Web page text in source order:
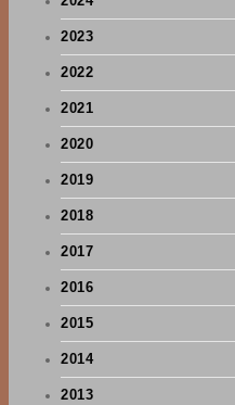
2023
2022
2021
2020
2019
2018
2017
2016
2015
2014
2013